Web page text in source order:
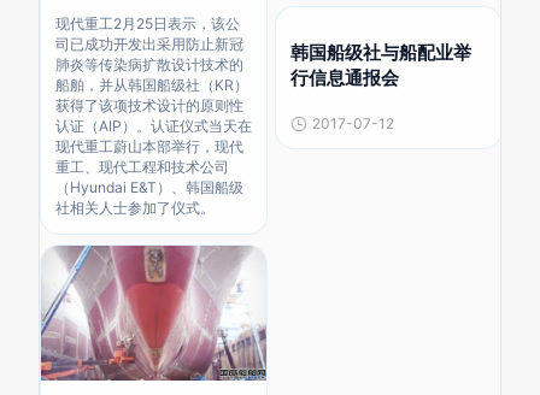
现代重工2月25日表示，该公
司已成功开发出采用防止新冠
肺炎等传染病扩散设计技术的
船舶，并从韩国船级社（KR）
获得了该项技术设计的原则性
认证（AIP）。认证仪式当天在
现代重工蔚山本部举行，现代
重工、现代工程和技术公司
（Hyundai E&T）、韩国船级
社相关人士参加了仪式。
韩国船级社与船配业举
行信息通报会
2017-07-12